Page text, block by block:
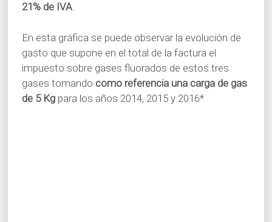
Kg
2
Kg
2015 15 € 25 € 40 € 43,62 €
Kg
2
Kg
2014 15 € 25 € 60 € 30,74 €
2
2015 15 € 25 € 60 € 61,48 €
21% de IVA.
En esta gráfica se puede observar la evolución de
gasto que supone en el total de la factura el
impuesto sobre gases fluorados de estos tres
gases tomando como referencia una carga de gas
de 5 Kgpara los años 2014, 2015 y 2016*